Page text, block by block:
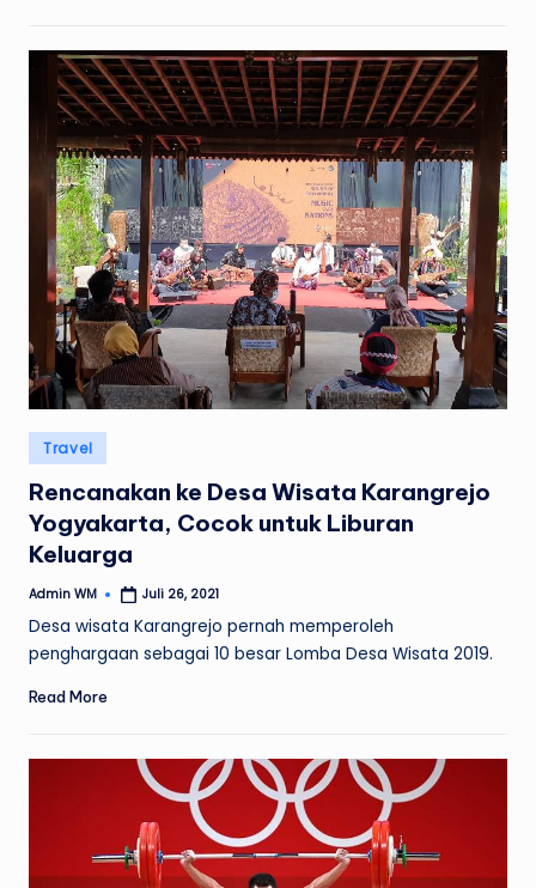
Posted
in
Travel
Rencanakan ke Desa Wisata Karangrejo
Yogyakarta, Cocok untuk Liburan
Keluarga
Posted
Admin WM Juli 26, 2021
Desa wisata Karangrejo pernah memperoleh
penghargaan sebagai 10 besar Lomba Desa Wisata 2019.
Read More